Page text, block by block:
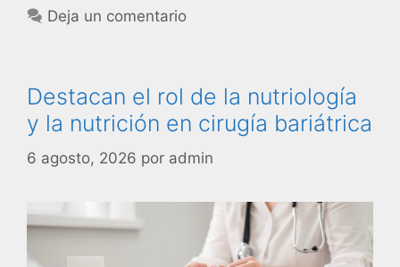
Deja un comentario
Destacan el rol de la nutriología
y la nutrición en cirugía bariátrica
6 agosto, 2026 por admin